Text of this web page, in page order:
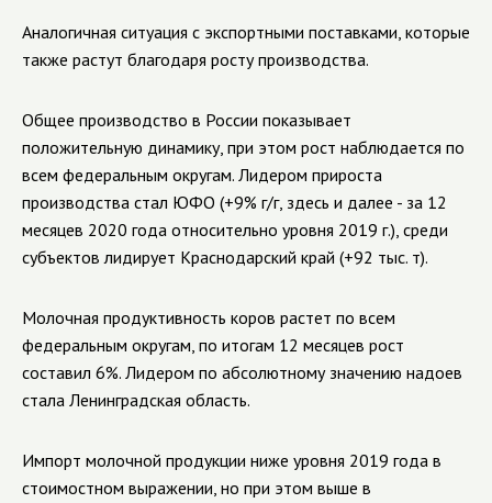
Аналогичная ситуация с экспортными поставками, которые
также растут благодаря росту производства.
Общее производство в России показывает
положительную динамику, при этом рост наблюдается по
всем федеральным округам. Лидером прироста
производства стал ЮФО (+9% г/г, здесь и далее - за 12
месяцев 2020 года относительно уровня 2019 г.), среди
субъектов лидирует Краснодарский край (+92 тыс. т).
Молочная продуктивность коров растет по всем
федеральным округам, по итогам 12 месяцев рост
составил 6%. Лидером по абсолютному значению надоев
стала Ленинградская область.
Импорт молочной продукции ниже уровня 2019 года в
стоимостном выражении, но при этом выше в